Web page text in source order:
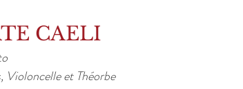
CAELI
Violoncelle et Théorbe